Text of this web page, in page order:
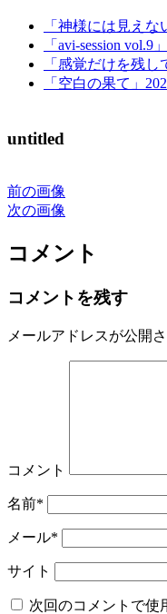
「神様には見えな
「avi-session vol.9
「感覚だけを残し
「空白の果て」
untitled
前の画像
次の画像
コメント
コメントを残す
メールアドレスが公開
コメント
名前*
メール*
サイト
次回のコメントで使